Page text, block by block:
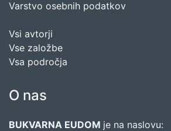
Varstvo osebnih podatkov
Vsi avtorji
Vse založbe
Vsa področja
O nas
BUKVARNA EUDOM je na naslovu: